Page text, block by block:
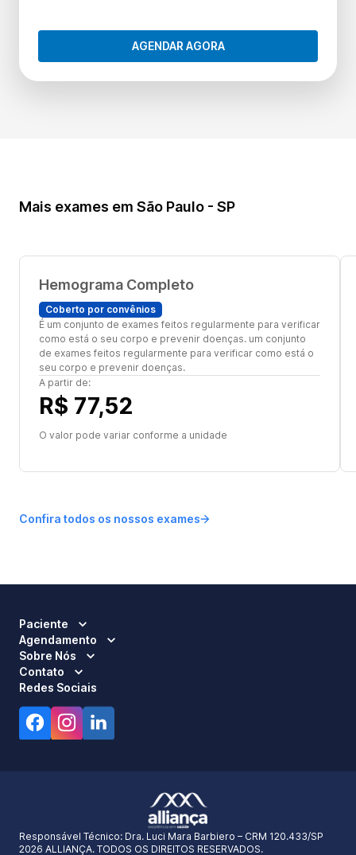
AGENDAR AGORA
Mais exames em São Paulo - SP
Hemograma Completo
Coberto por convênios
É um conjunto de exames feitos regularmente para verificar
como está o seu corpo e prevenir doenças. um conjunto
de exames feitos regularmente para verificar como está o
seu corpo e prevenir doenças.
A partir de:
R$ 77,52
O valor pode variar conforme a unidade
Confira todos os nossos exames
Paciente
Agendamento
Sobre Nós
Contato
Redes Sociais
Responsável Técnico: Dra. Luci Mara Barbiero – CRM 120.433/SP
2026 ALLIANÇA. TODOS OS DIREITOS RESERVADOS.